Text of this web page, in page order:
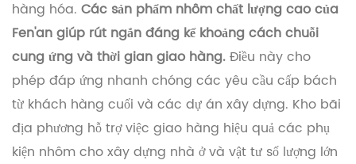
hàng hóa. Các sản phẩm nhôm chất lượng cao của
Fen'an giúp rút ngắn đáng kể khoảng cách chuỗi
cung ứng và thời gian giao hàng.Điều này cho
phép đáp ứng nhanh chóng các yêu cầu cấp bách
từ khách hàng cuối và các dự án xây dựng. Kho bãi
địa phương hỗ trợ việc giao hàng hiệu quả các phụ
kiện nhôm cho xây dựng nhà ở và vật tư số lượng lớn